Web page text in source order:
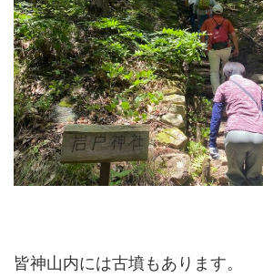
皆神山内には古墳もあります。